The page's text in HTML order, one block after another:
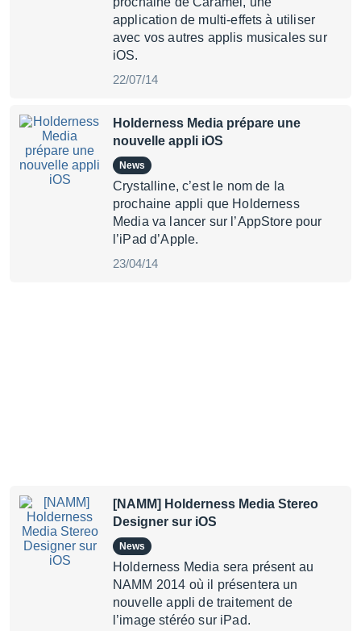
application de multi-effets à utiliser
avec vos autres applis musicales sur
iOS.
22/07/14
Holderness Media prépare une
nouvelle appli iOS
News
Crystalline, c’est le nom de la
prochaine appli que Holderness
Media va lancer sur l’AppStore pour
l’iPad d’Apple.
23/04/14
[NAMM] Holderness Media Stereo
Designer sur iOS
News
Holderness Media sera présent au
NAMM 2014 où il présentera un
nouvelle appli de traitement de
l’image stéréo sur iPad.